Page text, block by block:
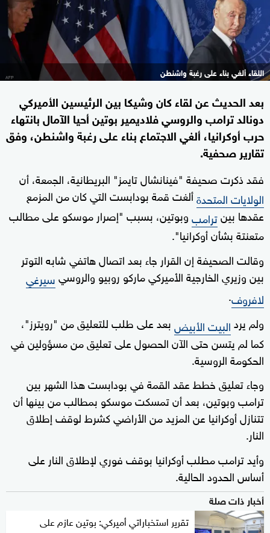
اللقاء ألغي بناء على رغبة واشنطن
بعد الحديث عن لقاء كان وشيكا بين الرئيسين الأميركي
دونالد ترامب والروسي فلاديمير بوتين أحيا الآمال بانتهاء
حرب أوكرانيا، ألغي الاجتماع بناء على رغبة واشنطن، وفق
تقارير صحفية.
فقد ذكرت صحيفة "فينانشال تايمز" البريطانية، الجمعة، أن
الولايات المتحدةألغت قمة بودابست التي كان من المزمع
عقدها بينترامبوبوتين، بسبب "إصرار موسكو على مطالب
متعنتة بشأن أوكرانيا".
وقالت الصحيفة إن القرار جاء بعد اتصال هاتفي شابه التوتر
بين وزيري الخارجية الأميركي ماركو روبيو والروسيسيرغي
لافروف.
ولم يردالبيت الأبيضبعد على طلب للتعليق من "رويترز"،
كما لم يتسن حتى الآن الحصول على تعليق من مسؤولين في
الحكومة الروسية.
وجاء تعليق خطط عقد القمة في بودابست هذا الشهر بين
ترامب وبوتين، بعد أن تمسكت موسكو بمطالب من بينها أن
تتنازل أوكرانيا عن المزيد من الأراضي كشرط لوقف إطلاق
النار.
وأيد ترامب مطلب أوكرانيا بوقف فوري لإطلاق النار على
أساس الحدود الحالية.
أخبار ذات صلة
تقرير استخباراتي أميركي: بوتين عازم على